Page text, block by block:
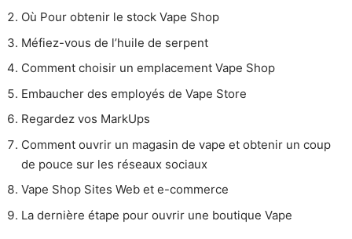
Où Pour obtenir le stock Vape Shop
Méfiez-vous de l’huile de serpent
Comment choisir un emplacement Vape Shop
Embaucher des employés de Vape Store
Regardez vos MarkUps
Comment ouvrir un magasin de vape et obtenir un coup
de pouce sur les réseaux sociaux
Vape Shop Sites Web et e-commerce
La dernière étape pour ouvrir une boutique Vape